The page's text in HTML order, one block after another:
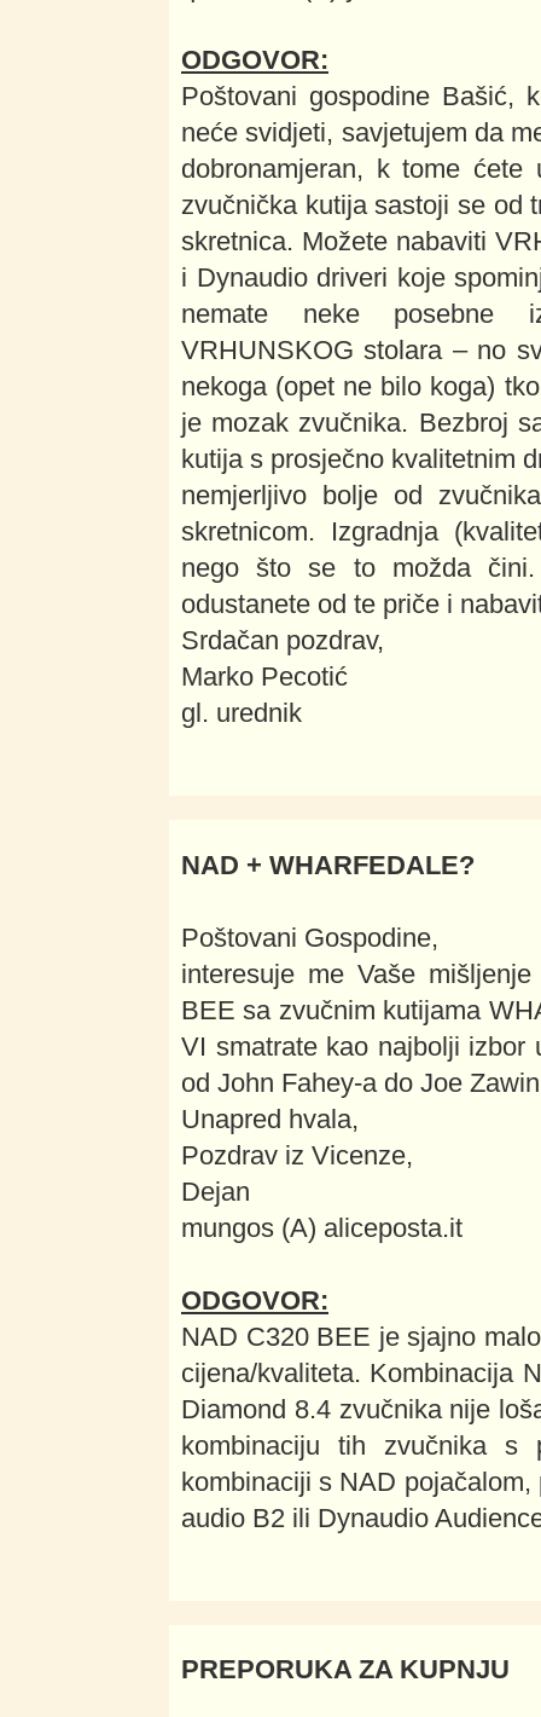
ODGOVOR:
Poštovani gospodine Bašić,
neće svidjeti, savjetujem da
dobronamjeran, k tome
zvučnička kutija sastoji se od
skretnica. Možete nabaviti
i Dynaudio driveri koje
nemate neke posebne
VRHUNSKOG stolara – no
nekoga (opet ne bilo koga)
je mozak zvučnika. Bezbroj
kutija s prosječno kvalitetnim
nemjerljivo bolje od
skretnicom. Izgradnja
nego što se to možda čini.
odustanete od te priče i
Srdačan pozdrav,
Marko Pecotić
gl. urednik
NAD + WHARFEDALE?
Poštovani Gospodine,
interesuje me Vaše
BEE sa zvučnim kutijama
VI smatrate kao najbolji izbor
od John Fahey-a do Joe
Unapred hvala,
Pozdrav iz Vicenze,
Dejan
mungos (A) aliceposta.it
ODGOVOR:
NAD C320 BEE je sjajno
cijena/kvaliteta. Kombinacija
Diamond 8.4 zvučnika nije
kombinaciju tih zvučnika
kombinaciji s NAD
audio B2 ili Dynaudio
PREPORUKA ZA KUPNJU